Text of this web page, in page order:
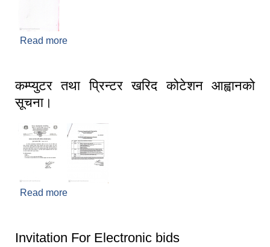
Read more
कम्प्युटर तथा प्रिन्टर खरिद कोटेशन आह्वानको
सूचना।
Read more
Invitation For Electronic bids